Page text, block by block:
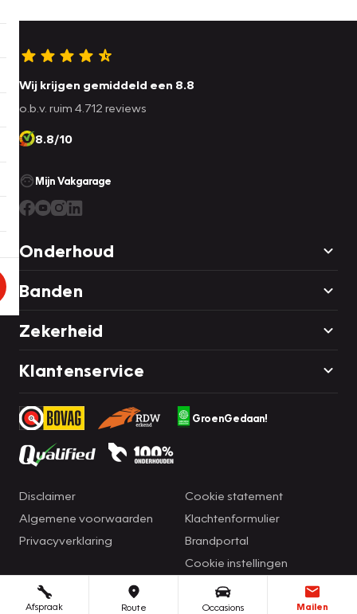
Afspraak Route Occasions Mailen
Wij krijgen gemiddeld een 8.8
o.b.v. ruim 4.712 reviews
8.8/10
Mijn Vakgarage
Onderhoud
Banden
Zekerheid
Klantenservice
GroenGedaan!
Disclaimer
Algemene voorwaarden
Privacyverklaring
Cookie statement
Klachtenformulier
Brandportal
Cookie instellingen